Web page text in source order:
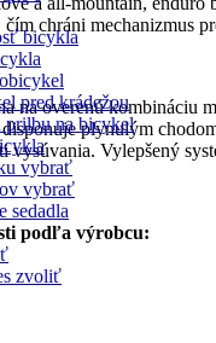
bicykla
pred krádežou
na bicykel
vybrať
vybrať
sedadla
zvoliť
chráni mechanizmus
na overenú kombináciu
plynulým
vysúvania. Vylepšený
podľa výrobcu: